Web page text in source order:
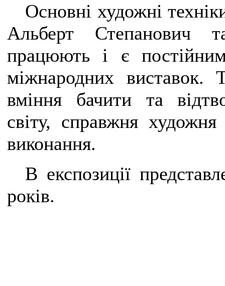
Основні художні
Альберт Степанович
працюють і є
міжнародних виставок.
вміння бачити та
світу, справжня художня
виконання.
В експозиції
років.